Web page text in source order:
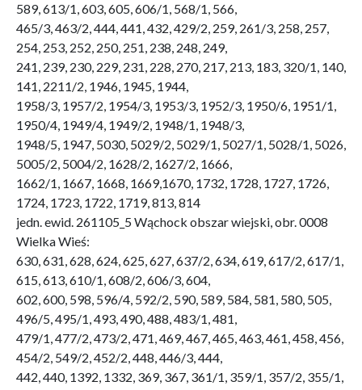
589, 613/1, 603, 605, 606/1, 568/1, 566,
465/3, 463/2, 444, 441, 432, 429/2, 259, 261/3, 258, 257,
254, 253, 252, 250, 251, 238, 248, 249,
241, 239, 230, 229, 231, 228, 270, 217, 213, 183, 320/1, 140,
141, 2211/2, 1946, 1945, 1944,
1958/3, 1957/2, 1954/3, 1953/3, 1952/3, 1950/6, 1951/1,
1950/4, 1949/4, 1949/2, 1948/1, 1948/3,
1948/5, 1947, 5030, 5029/2, 5029/1, 5027/1, 5028/1, 5026,
5005/2, 5004/2, 1628/2, 1627/2, 1666,
1662/1, 1667, 1668, 1669,1670, 1732, 1728, 1727, 1726,
1724, 1723, 1722, 1719, 813, 814
jedn. ewid. 261105_5 Wąchock obszar wiejski, obr. 0008
Wielka Wieś:
630, 631, 628, 624, 625, 627, 637/2, 634, 619, 617/2, 617/1,
615, 613, 610/1, 608/2, 606/3, 604,
602, 600, 598, 596/4, 592/2, 590, 589, 584, 581, 580, 505,
496/5, 495/1, 493, 490, 488, 483/1, 481,
479/1, 477/2, 473/2, 471, 469, 467, 465, 463, 461, 458, 456,
454/2, 549/2, 452/2, 448, 446/3, 444,
442, 440, 1392, 1332, 369, 367, 361/1, 359/1, 357/2, 355/1,